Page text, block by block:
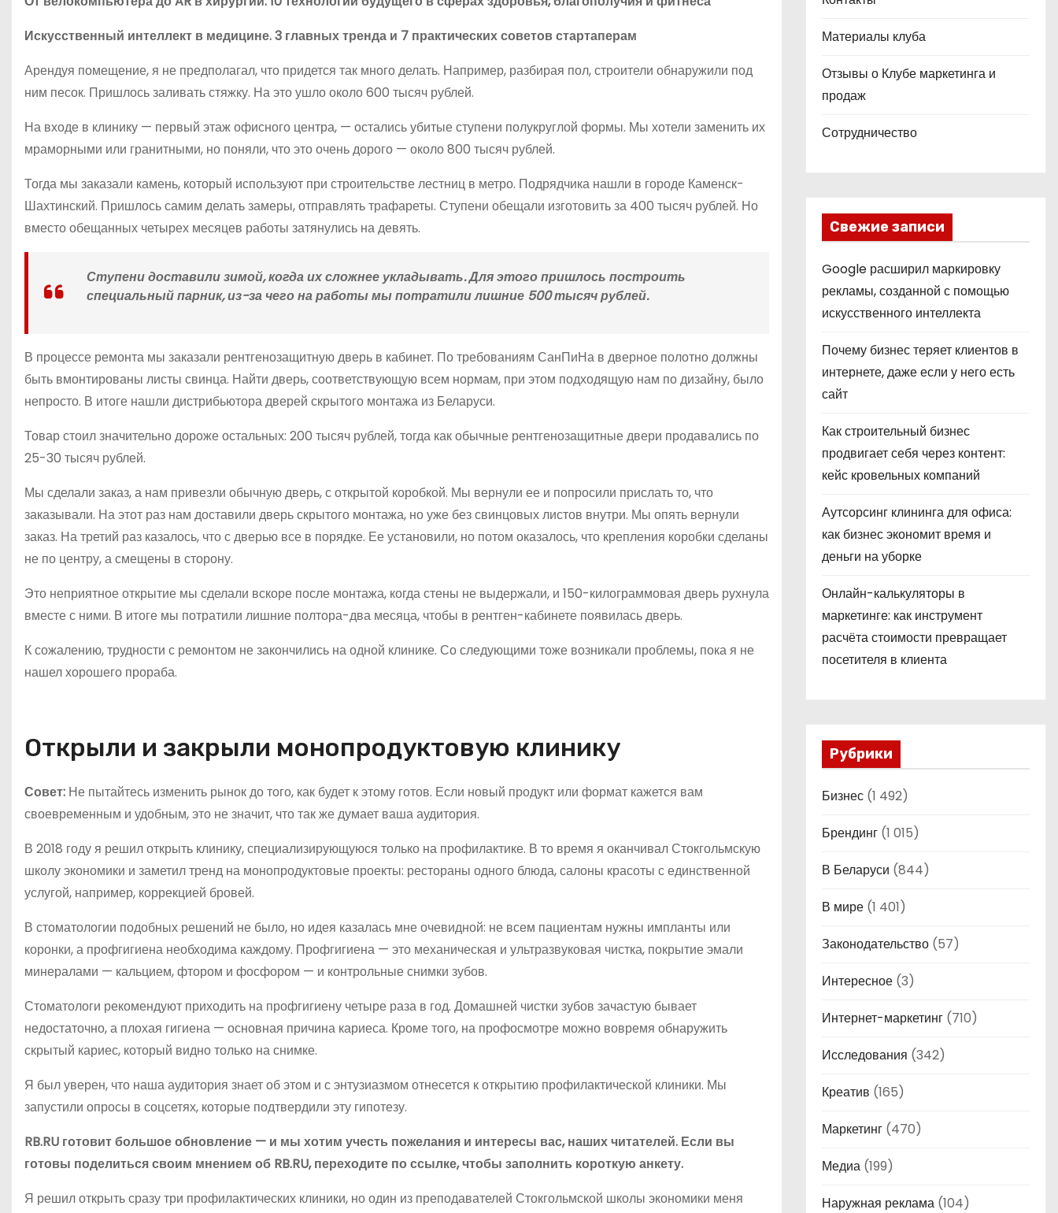
Искусственный интеллект в медицине. 3 главных тренда и 7 практических советов стартаперам
Арендуя помещение, я не предполагал, что придется так много делать. Например, разбирая пол, строители обнаружили под
ним песок. Пришлось заливать стяжку. На это ушло около 600 тысяч рублей.
На входе в клинику — первый этаж офисного центра, — остались убитые ступени полукруглой формы. Мы хотели заменить их
мраморными или гранитными, но поняли, что это очень дорого — около 800 тысяч рублей.
Тогда мы заказали камень, который используют при строительстве лестниц в метро. Подрядчика нашли в городе Каменск-
Шахтинский. Пришлось самим делать замеры, отправлять трафареты. Ступени обещали изготовить за 400 тысяч рублей. Но
вместо обещанных четырех месяцев работы затянулись на девять.
Ступени доставили зимой, когда их сложнее укладывать. Для этого пришлось построить
специальный парник, из-за чего на работы мы потратили лишние 500 тысяч рублей.
В процессе ремонта мы заказали рентгенозащитную дверь в кабинет. По требованиям СанПиНа в дверное полотно должны
быть вмонтированы листы свинца. Найти дверь, соответствующую всем нормам, при этом подходящую нам по дизайну, было
непросто. В итоге нашли дистрибьютора дверей скрытого монтажа из Беларуси.
Товар стоил значительно дороже остальных: 200 тысяч рублей, тогда как обычные рентгенозащитные двери продавались по
25-30 тысяч рублей.
Мы сделали заказ, а нам привезли обычную дверь, с открытой коробкой. Мы вернули ее и попросили прислать то, что
заказывали. На этот раз нам доставили дверь скрытого монтажа, но уже без свинцовых листов внутри. Мы опять вернули
заказ. На третий раз казалось, что с дверью все в порядке. Ее установили, но потом оказалось, что крепления коробки сделаны
не по центру, а смещены в сторону.
Это неприятное открытие мы сделали вскоре после монтажа, когда стены не выдержали, и 150-килограммовая дверь рухнула
вместе с ними. В итоге мы потратили лишние полтора-два месяца, чтобы в рентген-кабинете появилась дверь.
К сожалению, трудности с ремонтом не закончились на одной клинике. Со следующими тоже возникали проблемы, пока я не
нашел хорошего прораба.
Открыли и закрыли монопродуктовую клинику
Совет: Не пытайтесь изменить рынок до того, как будет к этому готов. Если новый продукт или формат кажется вам
своевременным и удобным, это не значит, что так же думает ваша аудитория.
В 2018 году я решил открыть клинику, специализирующуюся только на профилактике. В то время я оканчивал Стокгольмскую
школу экономики и заметил тренд на монопродуктовые проекты: рестораны одного блюда, салоны красоты с единственной
услугой, например, коррекцией бровей.
В стоматологии подобных решений не было, но идея казалась мне очевидной: не всем пациентам нужны импланты или
коронки, а профгигиена необходима каждому. Профгигиена — это механическая и ультразвуковая чистка, покрытие эмали
минералами — кальцием, фтором и фосфором — и контрольные снимки зубов.
Стоматологи рекомендуют приходить на профгигиену четыре раза в год. Домашней чистки зубов зачастую бывает
недостаточно, а плохая гигиена — основная причина кариеса. Кроме того, на профосмотре можно вовремя обнаружить
скрытый кариес, который видно только на снимке.
Я был уверен, что наша аудитория знает об этом и с энтузиазмом отнесется к открытию профилактической клиники. Мы
запустили опросы в соцсетях, которые подтвердили эту гипотезу.
RB.RU готовит большое обновление — и мы хотим учесть пожелания и интересы вас, наших читателей. Если вы
готовы поделиться своим мнением об RB.RU, переходите по ссылке, чтобы заполнить короткую анкету.
Я решил открыть сразу три профилактических клиники, но один из преподавателей Стокгольмской школы экономики меня
Материалы клуба
Отзывы о Клубе маркетинга и
продаж
Сотрудничество
Свежие записи
Google расширил маркировку
рекламы, созданной с помощью
искусственного интеллекта
Почему бизнес теряет клиентов в
интернете, даже если у него есть
сайт
Как строительный бизнес
продвигает себя через контент:
кейс кровельных компаний
Аутсорсинг клининга для офиса:
как бизнес экономит время и
деньги на уборке
Онлайн-калькуляторы в
маркетинге: как инструмент
расчёта стоимости превращает
посетителя в клиента
Рубрики
Бизнес (1 492)
Брендинг (1 015)
В Беларуси (844)
В мире (1 401)
Законодательство (57)
Интересное (3)
Интернет-маркетинг (710)
Исследования (342)
Креатив (165)
Маркетинг (470)
Медиа (199)
Наружная реклама (104)